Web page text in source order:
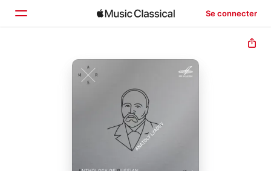
Se connecter
Accueil